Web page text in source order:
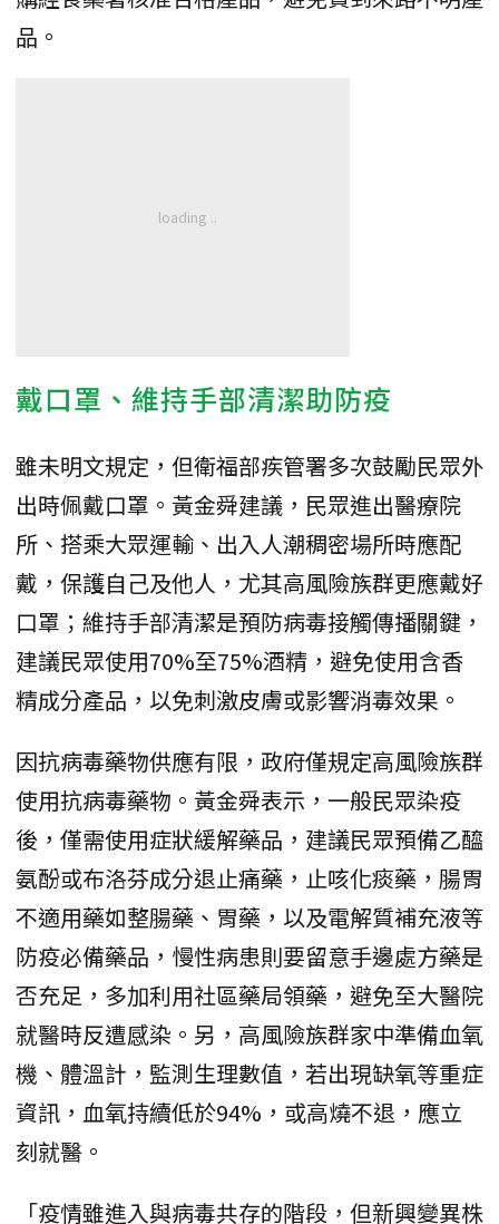
品。
戴口罩、維持手部清潔助防疫
雖未明文規定，但衛福部疾管署多次鼓勵民眾外
出時佩戴口罩。黃金舜建議，民眾進出醫療院
所、搭乘大眾運輸、出入人潮稠密場所時應配
戴，保護自己及他人，尤其高風險族群更應戴好
口罩；維持手部清潔是預防病毒接觸傳播關鍵，
建議民眾使用70%至75%酒精，避免使用含香
精成分產品，以免刺激皮膚或影響消毒效果。
因抗病毒藥物供應有限，政府僅規定高風險族群
使用抗病毒藥物。黃金舜表示，一般民眾染疫
後，僅需使用症狀緩解藥品，建議民眾預備乙醯
氨酚或布洛芬成分退止痛藥，止咳化痰藥，腸胃
不適用藥如整腸藥、胃藥，以及電解質補充液等
防疫必備藥品，慢性病患則要留意手邊處方藥是
否充足，多加利用社區藥局領藥，避免至大醫院
就醫時反遭感染。另，高風險族群家中準備血氧
機、體溫計，監測生理數值，若出現缺氧等重症
資訊，血氧持續低於94%，或高燒不退，應立
刻就醫。
「疫情雖進入與病毒共存的階段，但新興變異株